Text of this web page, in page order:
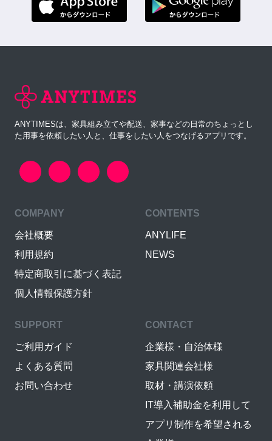
ANYTIMESは、家具組み立てや配送、家事などの日常のちょっとし
た用事を依頼したい人と、仕事をしたい人をつなげるアプリです。
COMPANY
会社概要
利用規約
特定商取引に基づく表記
個人情報保護方針
CONTENTS
ANYLIFE
NEWS
SUPPORT
ご利用ガイド
よくある質問
お問い合わせ
CONTACT
企業様・自治体様
家具関連会社様
取材・講演依頼
IT導入補助金を利用して
アプリ制作を希望される